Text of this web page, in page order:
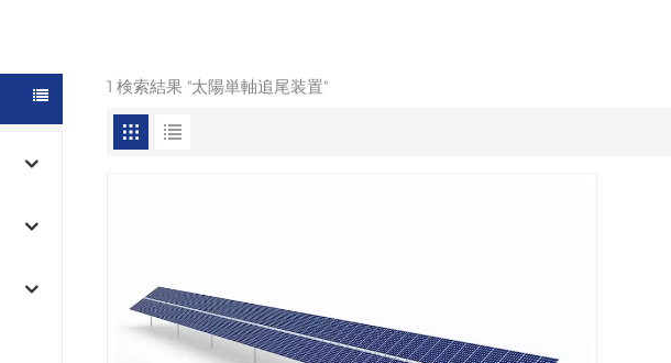
1 検索結果 "太陽単軸追尾装置"